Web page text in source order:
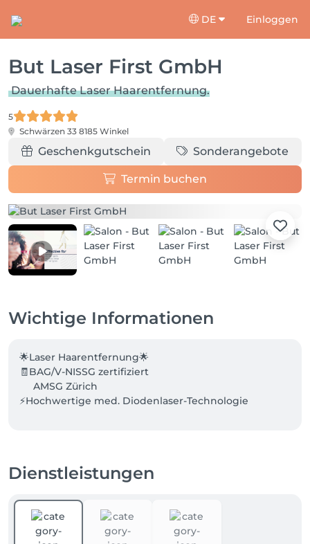
DE Einloggen
But Laser First GmbH
Dauerhafte Laser Haarentfernung.
5
Schwärzen 33 8185 Winkel
Geschenkgutschein Sonderangebote
Termin buchen
Wichtige Informationen
🌟Laser Haarentfernung🌟
🧾BAG/V-NISSG zertifiziert
⚡️Hochwertige med. Diodenlaser-Technologie
Dienstleistungen